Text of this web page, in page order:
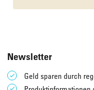
Newsletter
Geld sparen durch